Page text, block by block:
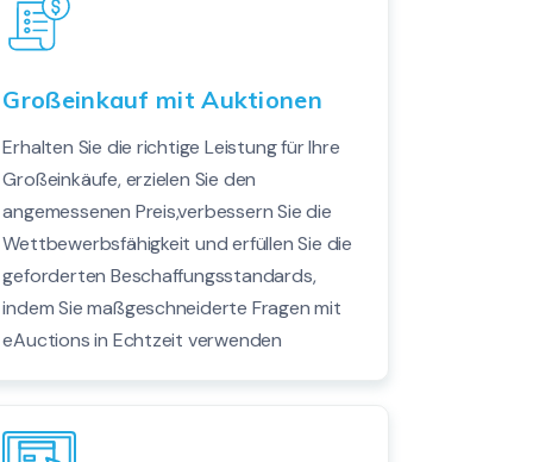
Großeinkauf mit Auktionen
Erhalten Sie die richtige Leistung für Ihre
Großeinkäufe, erzielen Sie den
angemessenen Preis,verbessern Sie die
Wettbewerbsfähigkeit und erfüllen Sie die
geforderten Beschaffungsstandards,
indem Sie maßgeschneiderte Fragen mit
eAuctions in Echtzeit verwenden